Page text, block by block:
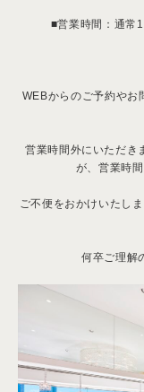
■営業時間：通
WEBからのご予約やお
営業時間外にいただき
が、営業時
ご不便をおかけいたし
何卒ご理解